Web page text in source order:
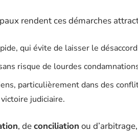
rendent ces démarches
qui évite de laisser le
risque de lourdes
particulièrement dans des
judiciaire.
, deconciliation ou